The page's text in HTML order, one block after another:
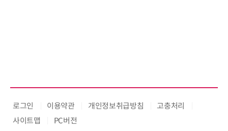
로그인 이용약관 개인정보취급방침
고충처리
사이트맵
PC버전